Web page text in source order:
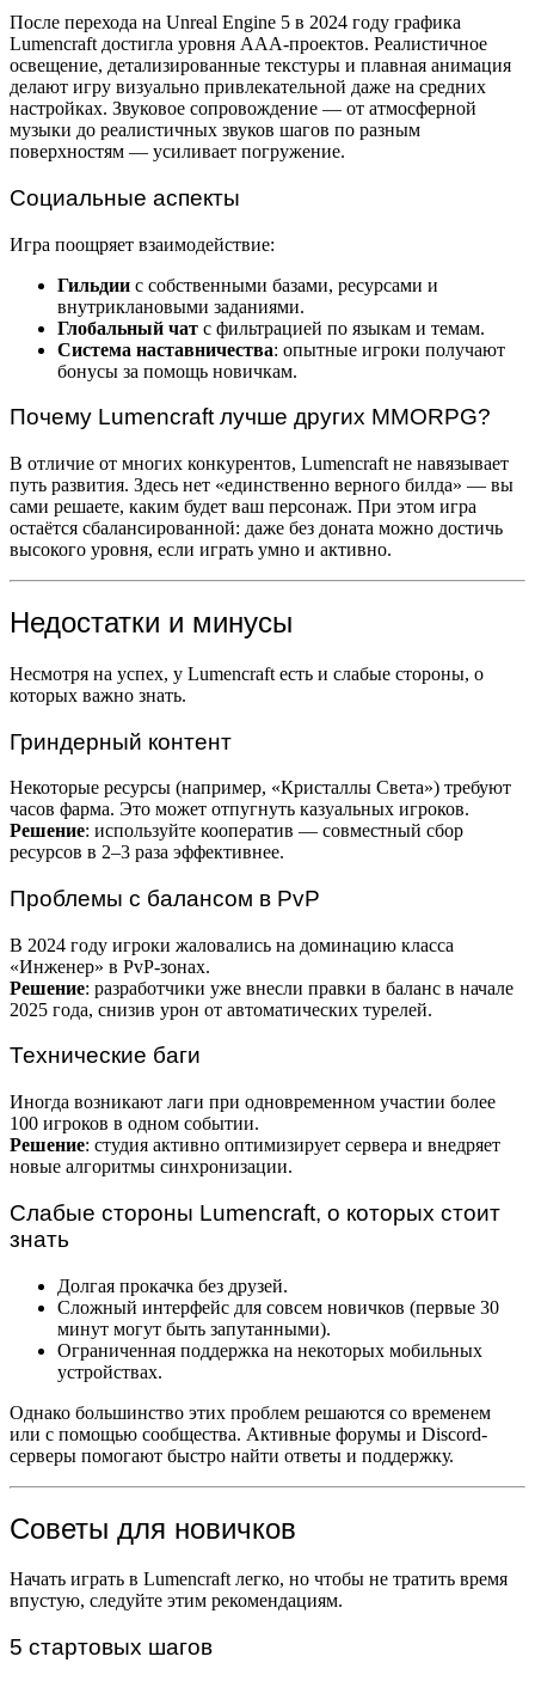
После перехода на Unreal Engine 5 в 2024 году графика
Lumencraft достигла уровня AAA-проектов. Реалистичное
освещение, детализированные текстуры и плавная анимация
делают игру визуально привлекательной даже на средних
настройках. Звуковое сопровождение — от атмосферной
музыки до реалистичных звуков шагов по разным
поверхностям — усиливает погружение.
Социальные аспекты
Игра поощряет взаимодействие:
Гильдии с собственными базами, ресурсами и
внутриклановыми заданиями.
Глобальный чат с фильтрацией по языкам и темам.
Система наставничества: опытные игроки получают
бонусы за помощь новичкам.
Почему Lumencraft лучше других MMORPG?
В отличие от многих конкурентов, Lumencraft не навязывает
путь развития. Здесь нет «единственно верного билда» — вы
сами решаете, каким будет ваш персонаж. При этом игра
остаётся сбалансированной: даже без доната можно достичь
высокого уровня, если играть умно и активно.
Недостатки и минусы
Несмотря на успех, у Lumencraft есть и слабые стороны, о
которых важно знать.
Гриндерный контент
Некоторые ресурсы (например, «Кристаллы Света») требуют
часов фарма. Это может отпугнуть казуальных игроков.
Решение: используйте кооператив — совместный сбор
ресурсов в 2–3 раза эффективнее.
Проблемы с балансом в PvP
В 2024 году игроки жаловались на доминацию класса
«Инженер» в PvP-зонах.
Решение: разработчики уже внесли правки в баланс в начале
2025 года, снизив урон от автоматических турелей.
Технические баги
Иногда возникают лаги при одновременном участии более
100 игроков в одном событии.
Решение: студия активно оптимизирует сервера и внедряет
новые алгоритмы синхронизации.
Слабые стороны Lumencraft, о которых стоит
знать
Долгая прокачка без друзей.
Сложный интерфейс для совсем новичков (первые 30
минут могут быть запутанными).
Ограниченная поддержка на некоторых мобильных
устройствах.
Однако большинство этих проблем решаются со временем
или с помощью сообщества. Активные форумы и Discord-
серверы помогают быстро найти ответы и поддержку.
Советы для новичков
Начать играть в Lumencraft легко, но чтобы не тратить время
впустую, следуйте этим рекомендациям.
5 стартовых шагов